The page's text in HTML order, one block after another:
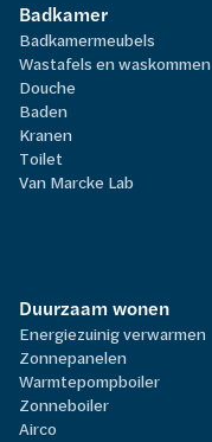
Badkamer
Badkamermeubels
Wastafels en waskommen
Douche
Baden
Kranen
Toilet
Van Marcke Lab
Duurzaam wonen
Energiezuinig verwarmen
Zonnepanelen
Warmtepompboiler
Zonneboiler
Airco